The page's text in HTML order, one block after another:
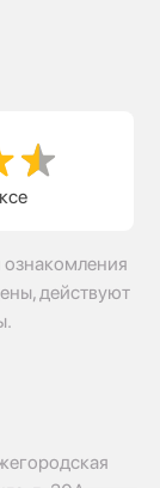
действуют